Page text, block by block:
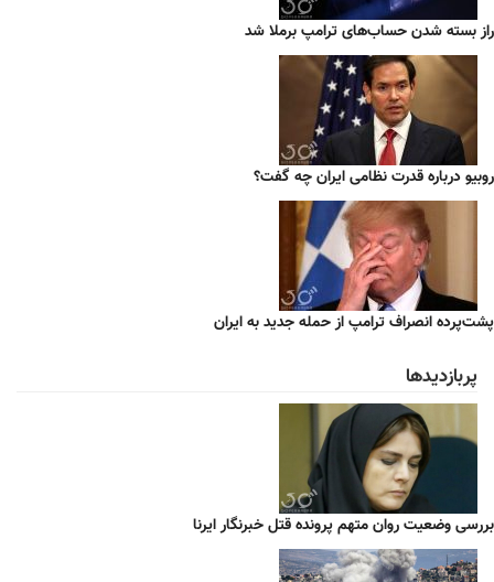
راز بسته شدن حساب‌های ترامپ برملا شد
روبیو درباره قدرت نظامی ایران چه گفت؟
پشت‌پرده انصراف ترامپ از حمله جدید به ایران
پربازدیدها
بررسی وضعیت روان متهم پرونده قتل خبرنگار ایرنا